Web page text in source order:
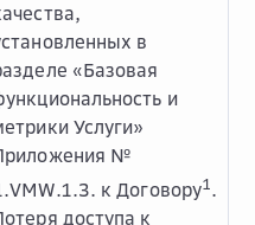
в
«Базовая
и
Услуги»
№
к Договору1.
доступа к